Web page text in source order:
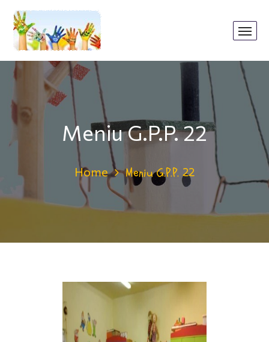
Meniu G.P.P. 22
Home Meniu G.P.P. 22